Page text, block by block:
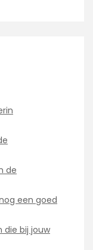
de
een goed
die bij jouw